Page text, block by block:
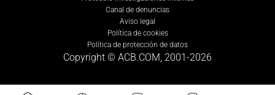
Canal de denuncias
Aviso legal
Política de cookies
Política de protección de datos
Copyright © ACB.COM, 2001-2026